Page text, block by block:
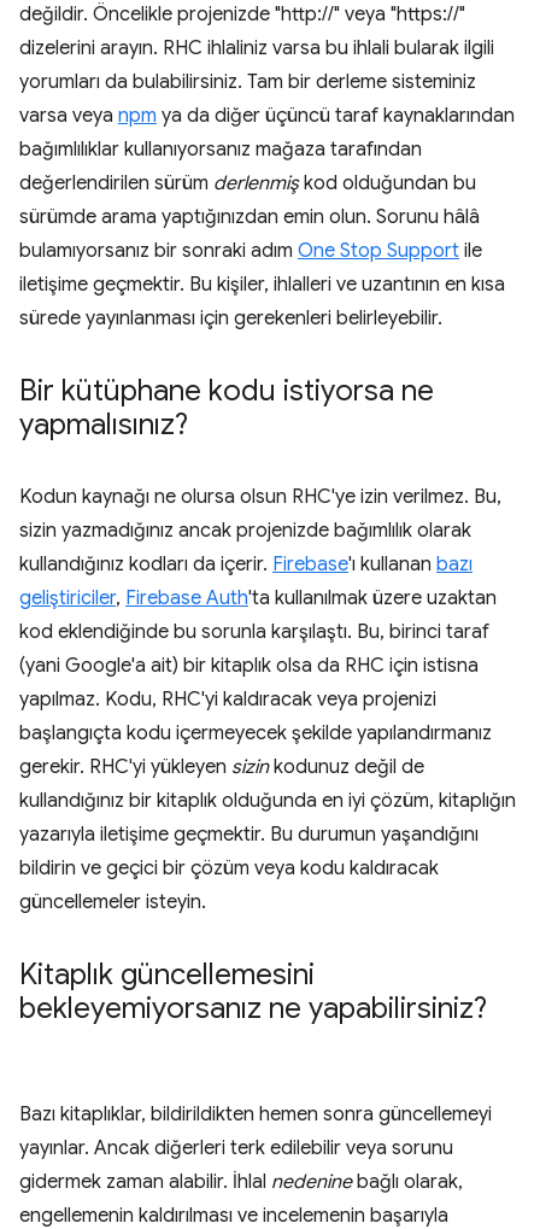
değildir. Öncelikle projenizde "http://" veya "https://"
dizelerini arayın. RHC ihlaliniz varsa bu ihlali bularak ilgili
yorumları da bulabilirsiniz. Tam bir derleme sisteminiz
varsa veya npm ya da diğer üçüncü taraf kaynaklarından
bağımlılıklar kullanıyorsanız mağaza tarafından
değerlendirilen sürüm derlenmişkod olduğundan bu
sürümde arama yaptığınızdan emin olun. Sorunu hâlâ
bulamıyorsanız bir sonraki adım One Stop Support ile
iletişime geçmektir. Bu kişiler, ihlalleri ve uzantının en kısa
sürede yayınlanması için gerekenleri belirleyebilir.
Bir kütüphane kodu istiyorsa ne
yapmalısınız?
Kodun kaynağı ne olursa olsun RHC'ye izin verilmez. Bu,
sizin yazmadığınız ancak projenizde bağımlılık olarak
kullandığınız kodları da içerir. Firebase'ı kullanan bazı
geliştiriciler, Firebase Auth'ta kullanılmak üzere uzaktan
kod eklendiğinde bu sorunla karşılaştı. Bu, birinci taraf
(yani Google'a ait) bir kitaplık olsa da RHC için istisna
yapılmaz. Kodu, RHC'yi kaldıracak veya projenizi
başlangıçta kodu içermeyecek şekilde yapılandırmanız
gerekir. RHC'yi yükleyen sizinkodunuz değil de
kullandığınız bir kitaplık olduğunda en iyi çözüm, kitaplığın
yazarıyla iletişime geçmektir. Bu durumun yaşandığını
bildirin ve geçici bir çözüm veya kodu kaldıracak
güncellemeler isteyin.
Kitaplık güncellemesini
bekleyemiyorsanız ne yapabilirsiniz?
Bazı kitaplıklar, bildirildikten hemen sonra güncellemeyi
yayınlar. Ancak diğerleri terk edilebilir veya sorunu
gidermek zaman alabilir. İhlal nedeninebağlı olarak,
engellemenin kaldırılması ve incelemenin başarıyla